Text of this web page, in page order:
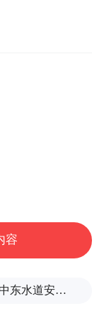
容
事关中东水道安全，沙特、埃及、土耳其、巴基斯坦外长举行会晤